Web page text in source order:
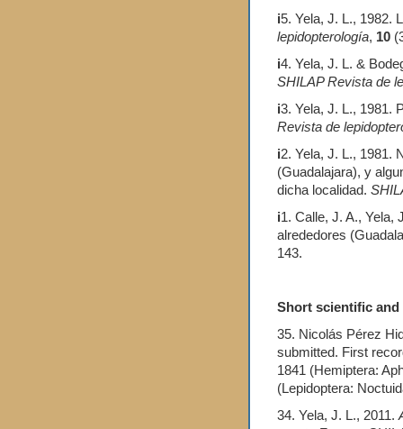
i5. Yela, J. L., 1982.
lepidopterología, 10
i4. Yela, J. L. &
SHILAP Revista de
i3. Yela, J. L., 1981.
Revista de
i2. Yela, J. L., 1981.
(Guadalajara), y
dicha localidad.
i1. Calle, J. A., Yela,
alrededores
143.
Short scientific and
35. Nicolás Pérez
submitted. First
1841 (Hemiptera:
(Lepidoptera:
34. Yela, J. L., 2011.